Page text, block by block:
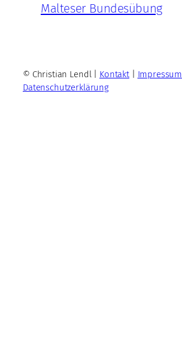
Malteser Bundesübung
© Christian Lendl | Kontakt| Impressum
Datenschutzerklärung